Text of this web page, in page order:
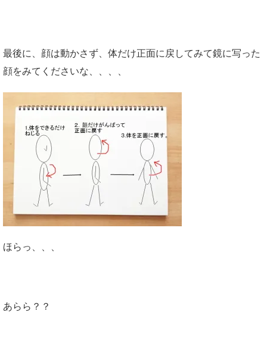
最後に、顔は動かさず、体だけ正面に戻してみて鏡に写った
顔をみてくださいな、、、、
ほらっ、、、
あらら？？